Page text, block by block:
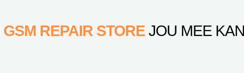
GSM REPAIR STOREJOU MEE